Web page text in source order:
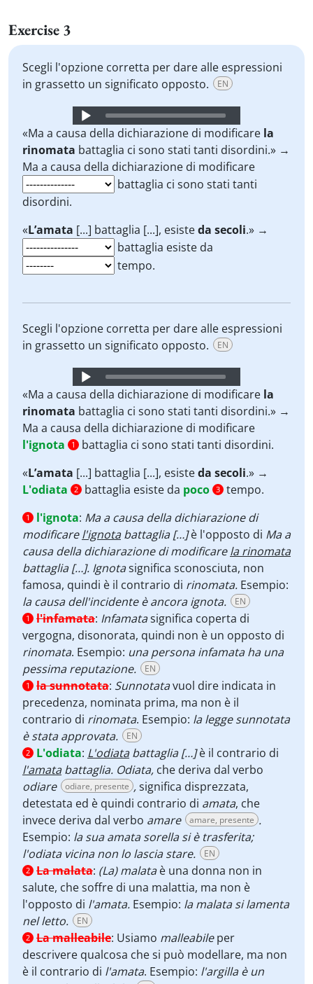
Exercise 3
Scegli l'opzione corretta per dare alle espressioni
in grassetto un significato opposto.
EN
Audio
Player
«Ma a causa della dichiarazione di modificare la
rinomata battaglia ci sono stati tanti disordini.» →
Ma a causa della dichiarazione di modificare
battaglia ci sono stati tanti
disordini.
«L’amata [...] battaglia [...], esisteda secoli.» →
battaglia esiste da
tempo.
Scegli l'opzione corretta per dare alle espressioni
in grassetto un significato opposto.
EN
Audio
Player
«Ma a causa della dichiarazione di modificare la
rinomata battaglia ci sono stati tanti disordini.» →
Ma a causa della dichiarazione di modificare
l'ignota
1
battaglia ci sono stati tanti disordini.
«L’amata [...] battaglia [...], esisteda secoli.» →
L'odiata
2 battaglia esiste da poco 3 tempo.
1 l'ignota: Ma a causa della dichiarazione di
modificarel'ignotabattaglia […]è l'opposto di Ma a
causa della dichiarazione di modificarela rinomata
battaglia […]. Ignotasignifica sconosciuta, non
famosa, quindi è il contrario di rinomata. Esempio:
la causa dell'incidente è ancora ignota.
EN
1 l'infamata: Infamatasignifica coperta di
vergogna, disonorata, quindi non è un opposto di
rinomata. Esempio: una persona infamata ha una
pessima reputazione.
EN
1 la sunnotata: Sunnotatavuol dire indicata in
precedenza, nominata prima, ma non è il
contrario di rinomata. Esempio: la legge sunnotata
è stata approvata.
EN
2 L'odiata: L'odiatabattaglia […]è il contrario di
l'amatabattaglia. Odiata, che deriva dal verbo
odiare
odiare, presente ,significa disprezzata,
detestata ed è quindi contrario di amata, che
invece deriva dal verbo amare amare, presente .
Esempio: la sua amata sorella si è trasferita;
l'odiata vicina non lo lascia stare.
EN
2 La malata: (La) malataè una donna non in
salute, che soffre di una malattia, ma non è
l'opposto di l'amata. Esempio: la malata si lamenta
nel letto.
EN
2 La malleabile: Usiamo malleabileper
descrivere qualcosa che si può modellare, ma non
è il contrario di l'amata. Esempio: l'argilla è un